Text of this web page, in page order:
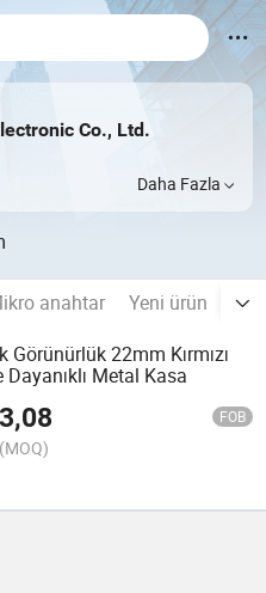
Co., Ltd.
Daha Fazla
anahtar Yeni ürün
Görünürlük 22mm Kırmızı
Dayanıklı Metal Kasa
3,08 FOB
(MOQ)